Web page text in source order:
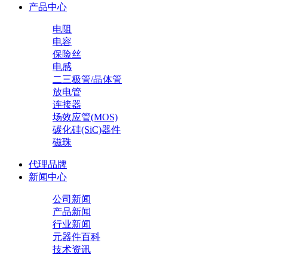
产品中心
电阻
电容
保险丝
电感
二三极管/晶体管
放电管
连接器
场效应管(MOS)
碳化硅(SiC)器件
磁珠
代理品牌
新闻中心
公司新闻
产品新闻
行业新闻
元器件百科
技术资讯